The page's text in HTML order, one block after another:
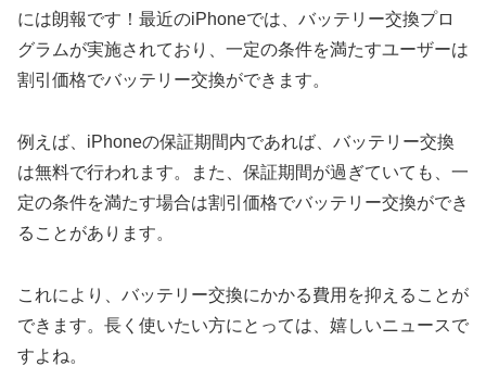
には朗報です！最近のiPhoneでは、バッテリー交換プロ
グラムが実施されており、一定の条件を満たすユーザーは
割引価格でバッテリー交換ができます。
例えば、iPhoneの保証期間内であれば、バッテリー交換
は無料で行われます。また、保証期間が過ぎていても、一
定の条件を満たす場合は割引価格でバッテリー交換ができ
ることがあります。
これにより、バッテリー交換にかかる費用を抑えることが
できます。長く使いたい方にとっては、嬉しいニュースで
すよね。